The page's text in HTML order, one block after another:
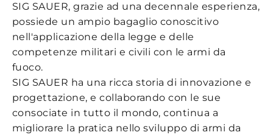
SIG SAUER, grazie ad una decennale esperienza,
possiede un ampio bagaglio conoscitivo
nell'applicazione della legge e delle
competenze militari e civili con le armi da
fuoco.
SIG SAUER ha una ricca storia di innovazione e
progettazione, e collaborando con le sue
consociate in tutto il mondo, continua a
migliorare la pratica nello sviluppo di armi da